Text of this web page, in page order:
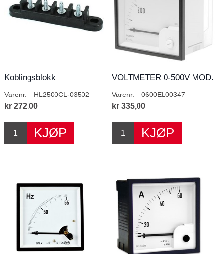
Koblingsblokk
Varenr. HL2500CL-03502
kr 272,00
VOLTMETER 0-500V MOD.
Varenr. 0600EL00347
kr 335,00